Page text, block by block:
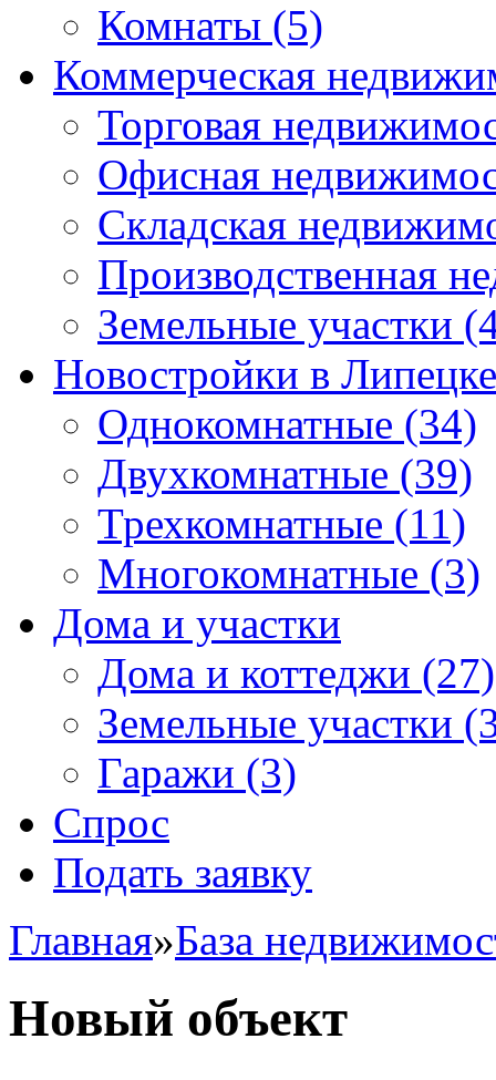
Комнаты (5)
Коммерческая
Торговая
Офисная
Складская
Производственная
Земельные участки
Новостройки в Липецке
Однокомнатные (34)
Двухкомнатные (39)
Трехкомнатные (11)
Многокомнатные (3)
Дома и участки
Дома и коттеджи (27)
Земельные участки
Гаражи (3)
Спрос
Подать заявку
Главная»База
Новый объект